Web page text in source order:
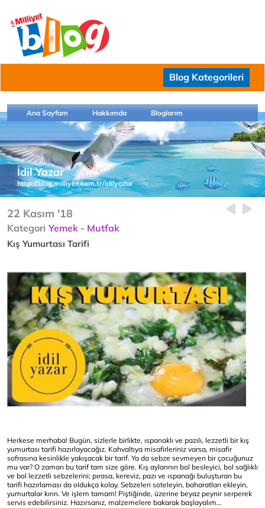
Blog Kategorileri
Ana Sayfam Hakkımda Bloglarım
İdil Yazar
http://blog.milliyet.com.tr/idilyazar
22 Kasım '18
Kategori Yemek - Mutfak
Kış Yumurtası Tarifi
Herkese merhaba! Bugün, sizlerle birlikte, ıspanaklı ve pazılı, lezzetli bir kış
yumurtası tarifi hazırlayacağız. Kahvaltıya misafirleriniz varsa, misafir
sofrasına kesinlikle yakışacak bir tarif. Ya da sebze sevmeyen bir çocuğunuz
mu var? O zaman bu tarif tam size göre. Kış aylarının bol besleyici, bol sağlıklı
ve bol lezzetli sebzelerini; pırasa, kereviz, pazı ve ıspanağı buluşturan bu
tarifi hazırlaması da oldukça kolay. Sebzeleri soteleyin, baharatları ekleyin,
yumurtalar kırın. Ve işlem tamam! Piştiğinde, üzerine beyaz peynir serperek
servis edebilirsiniz. Hazırsanız, malzemelere bakarak başlayalım…